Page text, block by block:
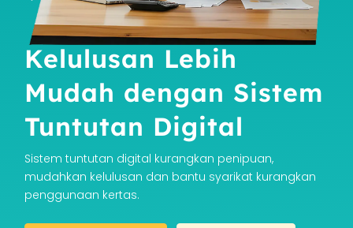
Kelulusan Lebih
Mudah dengan Sistem
Tuntutan Digital
Sistem tuntutan digital kurangkan penipuan,
mudahkan kelulusan dan bantu syarikat kurangkan
penggunaan kertas.